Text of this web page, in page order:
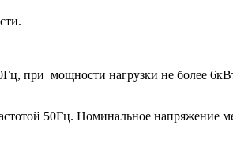
при мощности нагрузки не более
50Гц. Номинальное напряжение